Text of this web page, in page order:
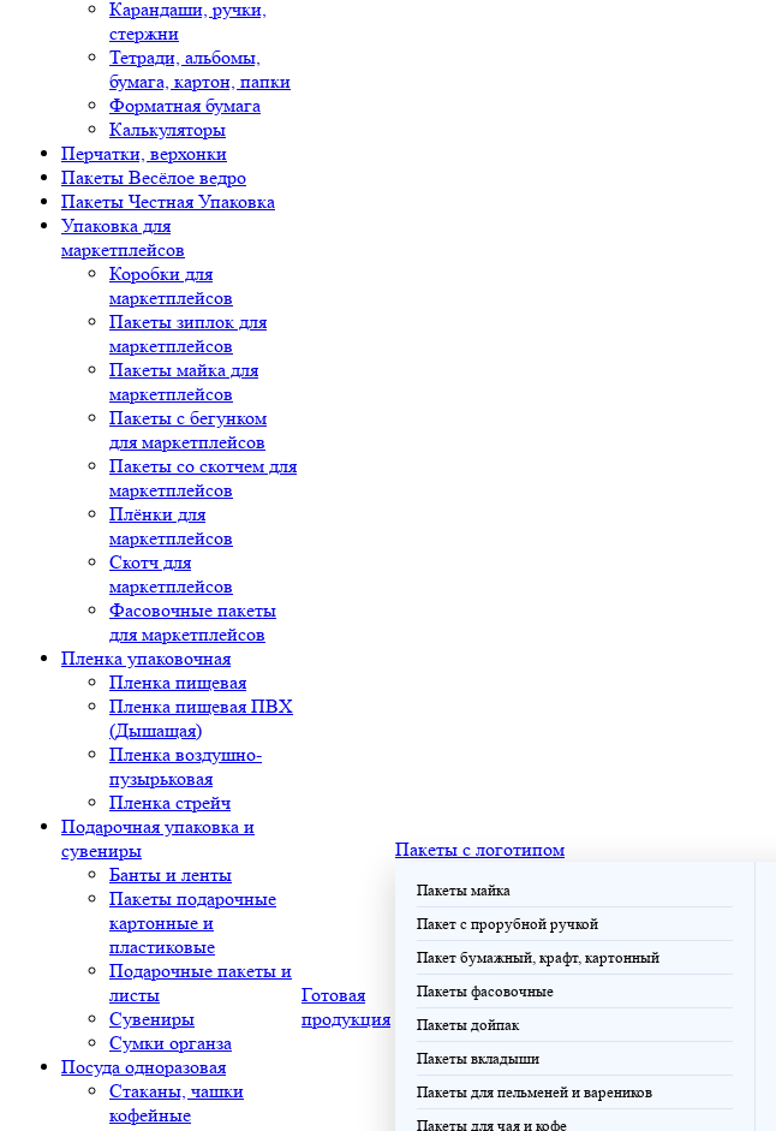
Карандаши, ручки,
стержни
Тетради, альбомы,
бумага, картон, папки
Форматная бумага
Калькуляторы
Перчатки, верхонки
Пакеты Весёлое ведро
Пакеты Честная Упаковка
Упаковка для
маркетплейсов
Коробки для
маркетплейсов
Пакеты зиплок для
маркетплейсов
Пакеты майка для
маркетплейсов
Пакеты с бегунком
для маркетплейсов
Пакеты со скотчем для
маркетплейсов
Плёнки для
маркетплейсов
Скотч для
маркетплейсов
Фасовочные пакеты
для маркетплейсов
Пленка упаковочная
Пленка пищевая
Пленка пищевая ПВХ
(Дышащая)
Пленка воздушно-
пузырьковая
Пленка стрейч
Подарочная упаковка и
сувениры
Банты и ленты
Пакеты подарочные
картонные и
пластиковые
Подарочные пакеты и
листы
Сувениры
Сумки органза
Посуда одноразовая
Стаканы, чашки
кофейные
Готовая
продукция
Пакеты с логотипом
Пакеты майка
Пакет с прорубной ручкой
Пакет бумажный, крафт, картонный
Пакеты фасовочные
Пакеты дойпак
Пакеты вкладыши
Пакеты для пельменей и вареников
Пакеты для чая и кофе